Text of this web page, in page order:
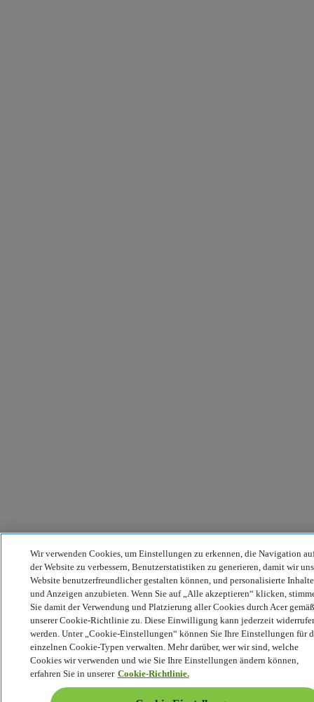
Wir verwenden Cookies, um Einstellungen zu erkennen, die Navigation
der Website zu verbessern, Benutzerstatistiken zu generieren, damit wir
Website benutzerfreundlicher gestalten können, und personalisierte Inhalte
und Anzeigen anzubieten. Wenn Sie auf „Alle akzeptieren“ klicken,
Sie damit der Verwendung und Platzierung aller Cookies durch Acer gemäß
unserer Cookie-Richtlinie zu. Diese Einwilligung kann jederzeit
werden. Unter „Cookie-Einstellungen“ können Sie Ihre Einstellungen für
einzelnen Cookie-Typen verwalten. Mehr darüber, wer wir sind, welche
Cookies wir verwenden und wie Sie Ihre Einstellungen ändern können,
erfahren Sie in unserer Cookie-Richtlinie.